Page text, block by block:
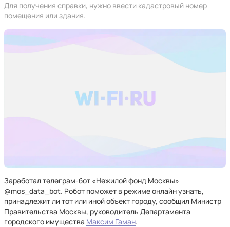
Для получения справки, нужно ввести кадастровый номер
помещения или здания.
Заработал телеграм-бот «Нежилой фонд Москвы»
@mos_data_bot. Робот поможет в режиме онлайн узнать,
принадлежит ли тот или иной объект городу, сообщил Министр
Правительства Москвы, руководитель Департамента
городского имущества Максим Гаман.